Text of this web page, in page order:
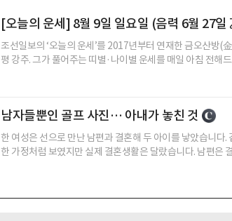
[오늘의 운세] 8월 9일 일요일 (음력 6월 27일
조선일보의 ‘오늘의 운세’를 2017년부터 연재한 금오산방(
평 강주. 그가 풀어주는 띠별·나이별 운세를 매일 아침 전해드
남자들뿐인 골프 사진… 아내가 놓친 것
한 여성은 선으로 만난 남편과 결혼해 두 아이를 낳았습니다.
한 가정처럼 보였지만 실제 결혼생활은 달랐습니다. 남편은